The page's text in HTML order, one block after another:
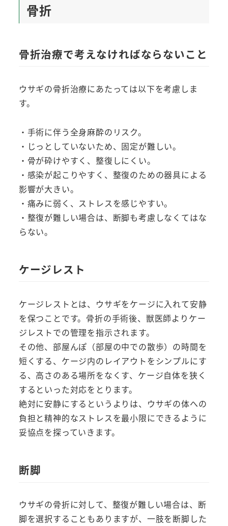
骨折
骨折治療で考えなければならないこと
ウサギの骨折治療にあたっては以下を考慮しま
す。
・手術に伴う全身麻酔のリスク。
・じっとしていないため、固定が難しい。
・骨が砕けやすく、整復しにくい。
・感染が起こりやすく、整復のための器具による
影響が大きい。
・痛みに弱く、ストレスを感じやすい。
・整復が難しい場合は、断脚も考慮しなくてはな
らない。
ケージレスト
ケージレストとは、ウサギをケージに入れて安静
を保つことです。骨折の手術後、獣医師よりケー
ジレストでの管理を指示されます。
その他、部屋んぽ（部屋の中での散歩）の時間を
短くする、ケージ内のレイアウトをシンプルにす
る、高さのある場所をなくす、ケージ自体を狭く
するといった対応をとります。
絶対に安静にするというよりは、ウサギの体への
負担と精神的なストレスを最小限にできるように
妥協点を探っていきます。
断脚
ウサギの骨折に対して、整復が難しい場合は、断
脚を選択することもありますが、一肢を断脚した